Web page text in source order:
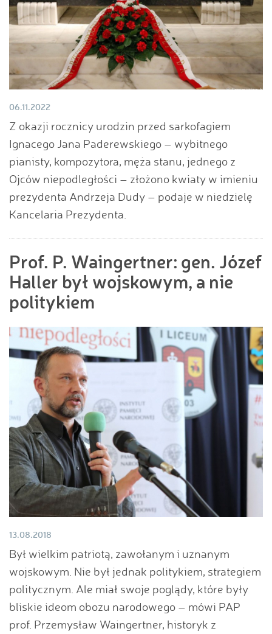
06.11.2022
Z okazji rocznicy urodzin przed sarkofagiem
Ignacego Jana Paderewskiego – wybitnego
pianisty, kompozytora, męża stanu, jednego z
Ojców niepodległości – złożono kwiaty w imieniu
prezydenta Andrzeja Dudy – podaje w niedzielę
Kancelaria Prezydenta.
Prof. P. Waingertner: gen. Józef
Haller był wojskowym, a nie
politykiem
13.08.2018
Był wielkim patriotą, zawołanym i uznanym
wojskowym. Nie był jednak politykiem, strategiem
politycznym. Ale miał swoje poglądy, które były
bliskie ideom obozu narodowego – mówi PAP
prof. Przemysław Waingertner, historyk z